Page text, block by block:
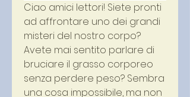
Ciao amici lettori! Siete pronti
ad affrontare uno dei grandi
misteri del nostro corpo?
Avete mai sentito parlare di
bruciare il grasso corporeo
senza perdere peso? Sembra
una cosa impossibile, ma non